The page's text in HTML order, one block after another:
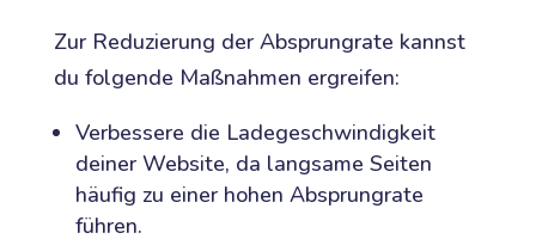
Zur Reduzierung der Absprungrate kannst
du folgende Maßnahmen ergreifen:
Verbessere die Ladegeschwindigkeit
deiner Website, da langsame Seiten
häufig zu einer hohen Absprungrate
führen.